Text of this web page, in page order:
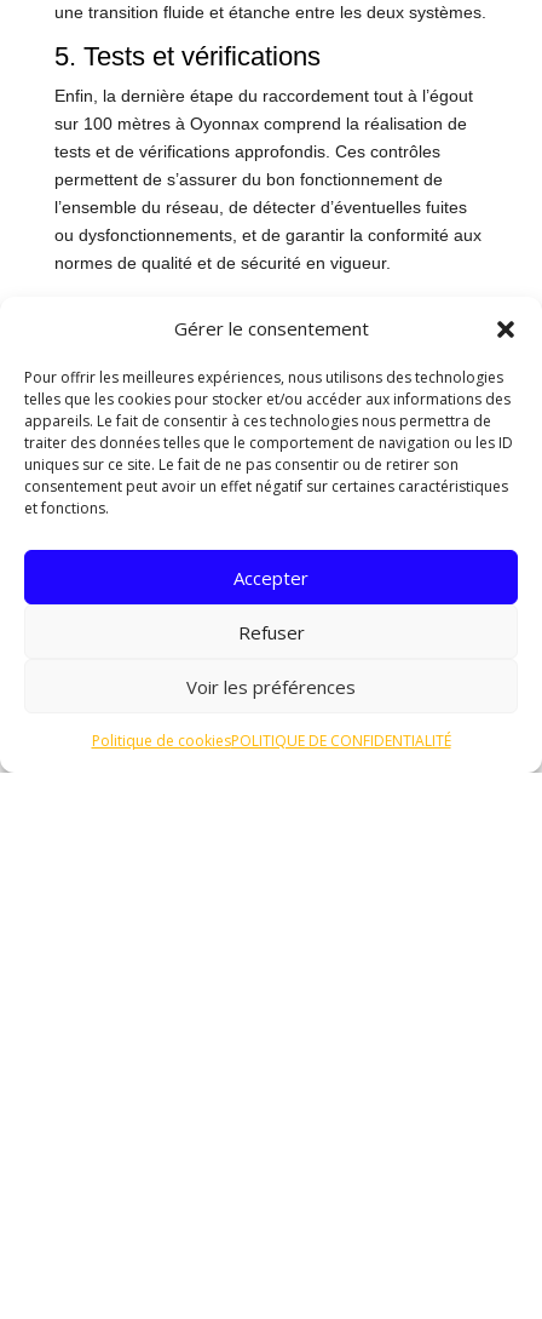
Gérer le consentement
Pour offrir les meilleures expériences, nous utilisons des technologies
telles que les cookies pour stocker et/ou accéder aux informations des
appareils. Le fait de consentir à ces technologies nous permettra de
traiter des données telles que le comportement de navigation ou les ID
uniques sur ce site. Le fait de ne pas consentir ou de retirer son
consentement peut avoir un effet négatif sur certaines caractéristiques
et fonctions.
Accepter
Refuser
Voir les préférences
Politique de cookiesPOLITIQUE DE CONFIDENTIALITÉ
une transition fluide et étanche entre les deux systèmes.
5. Tests et vérifications
Enfin, la dernière étape du raccordement tout à l’égout
sur 100 mètres à Oyonnax comprend la réalisation de
tests et de vérifications approfondis. Ces contrôles
permettent de s’assurer du bon fonctionnement de
l’ensemble du réseau, de détecter d’éventuelles fuites
ou dysfonctionnements, et de garantir la conformité aux
normes de qualité et de sécurité en vigueur.
de 100m à Oyonnax, il est essentiel de disposer des
matériaux adéquats pour mener à bien cette opération
complexe. Voici une liste des principaux éléments
nécessaires :
Tuyaux en PVC
Les tuyaux en PVC sont indispensables pour assurer
l’évacuation des eaux usées vers le réseau
d’assainissement. Il est recommandé d’utiliser des
tuyaux de qualité supérieure pour garantir une durabilité
Regards de visite
Les regards de visite sont des éléments essentiels pour